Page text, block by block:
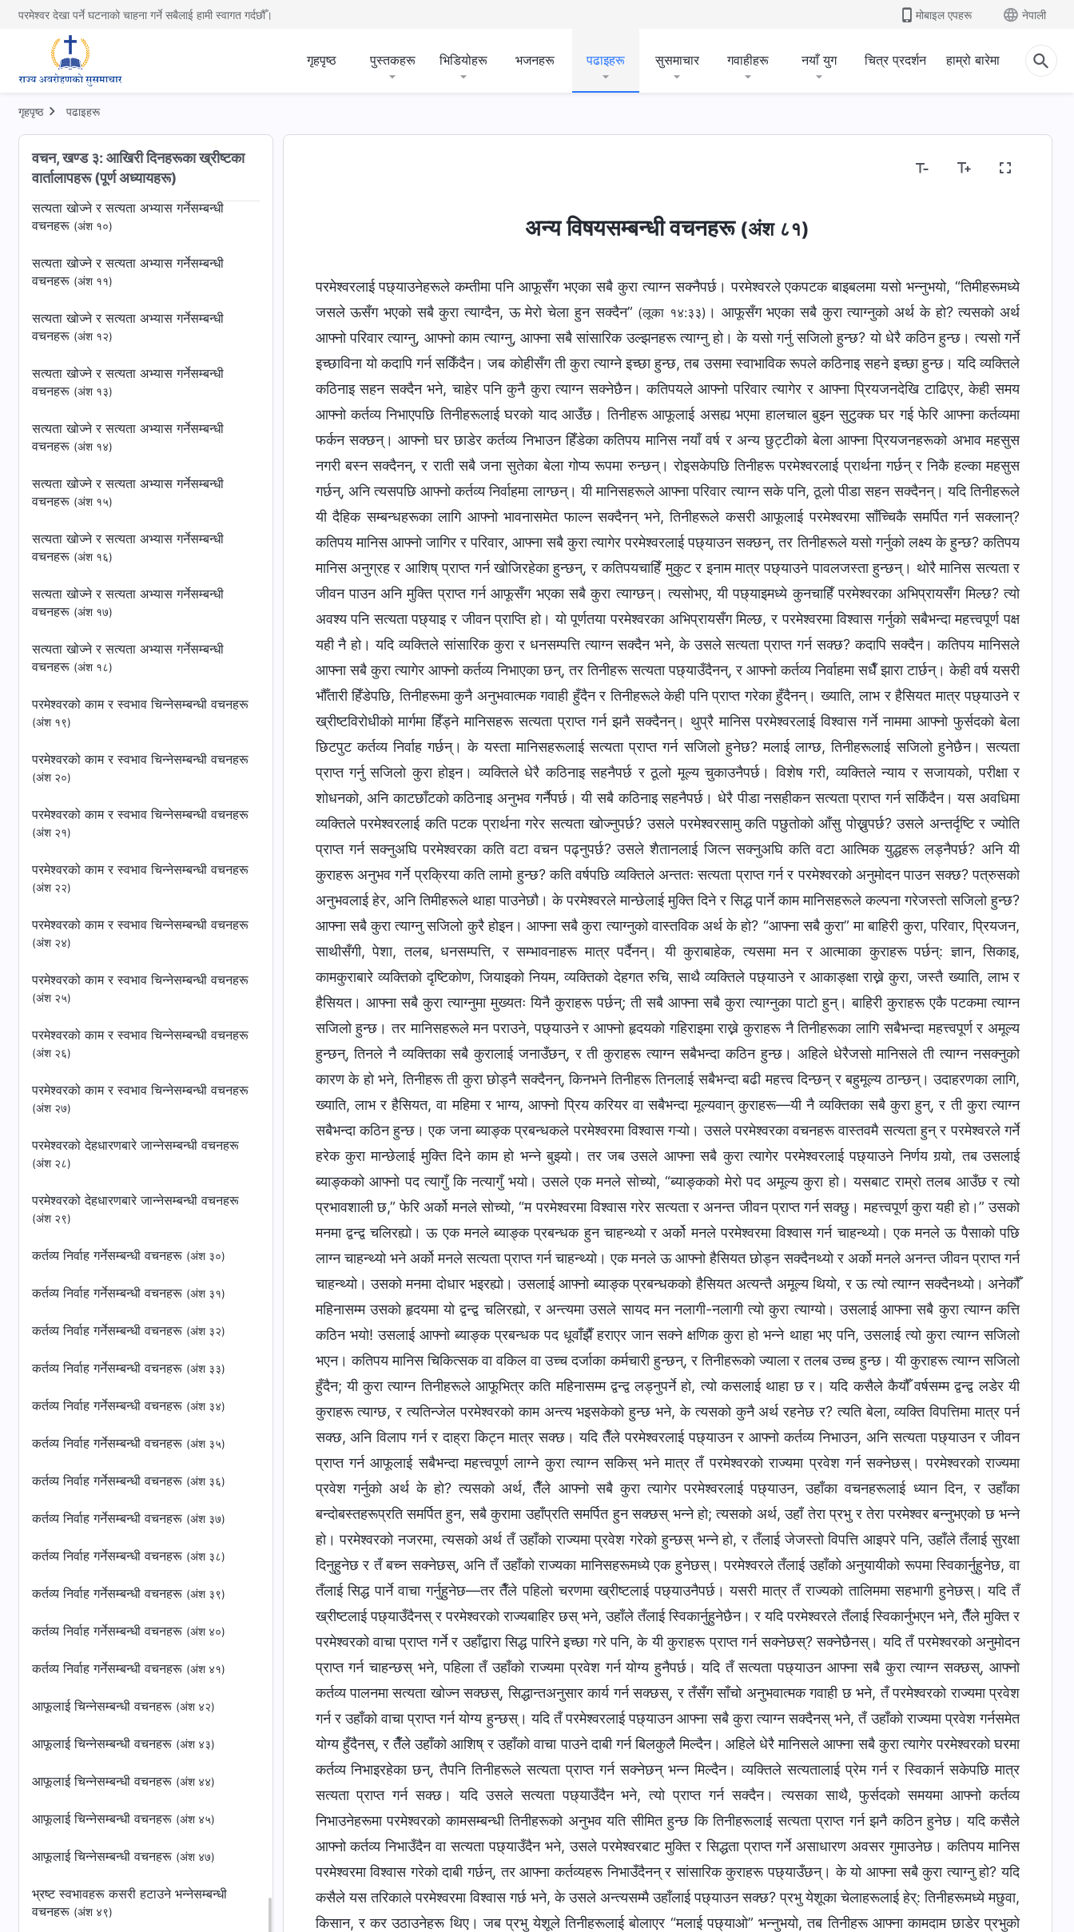
परमेश्वर देखा पर्ने घटनाको चाहना गर्ने सबैलाई हामी स्वागत गर्दछौँ। मोबाइल एपहरू नेपाली
गृहपृष्ठ पुस्तकहरू भिडियोहरू भजनहरू पढाइहरू सुसमाचार गवाहीहरू नयाँ युग चित्र प्रदर्शन हाम्रो बारेमा
गृहपृष्ठ पढाइहरू
वचन, खण्ड ३: आखिरी दिनहरूका ख्रीष्टका
वार्तालापहरू (पूर्ण अध्यायहरू)
वचनहरू
सत्यता र परमेश्‍वरलाई कसरी लिने भन्‍नेसम्बन्धी
वचनहरू(अंश ५)
वचनहरू(अंश ६)
सत्यता र परमेश्‍वरलाई कसरी लिने भन्‍नेसम्बन्धी
वचनहरू(अंश ९)
सत्यता खोज्‍ने र सत्यता अभ्यास गर्नेसम्बन्धी
वचनहरू (अंश १०)
सत्यता खोज्‍ने र सत्यता अभ्यास गर्नेसम्बन्धी
वचनहरू (अंश ११)
सत्यता खोज्‍ने र सत्यता अभ्यास गर्नेसम्बन्धी
वचनहरू (अंश १२)
सत्यता खोज्‍ने र सत्यता अभ्यास गर्नेसम्बन्धी
वचनहरू (अंश १३)
सत्यता खोज्‍ने र सत्यता अभ्यास गर्नेसम्बन्धी
वचनहरू (अंश १४)
सत्यता खोज्‍ने र सत्यता अभ्यास गर्नेसम्बन्धी
वचनहरू (अंश १५)
सत्यता खोज्‍ने र सत्यता अभ्यास गर्नेसम्बन्धी
वचनहरू (अंश १६)
सत्यता खोज्‍ने र सत्यता अभ्यास गर्नेसम्बन्धी
वचनहरू (अंश १७)
सत्यता खोज्‍ने र सत्यता अभ्यास गर्नेसम्बन्धी
वचनहरू (अंश १८)
परमेश्‍वरको काम र स्वभाव चिन्‍नेसम्बन्धी वचनहरू
(अंश १९)
परमेश्‍वरको काम र स्वभाव चिन्‍नेसम्बन्धी वचनहरू
(अंश २०)
परमेश्‍वरको काम र स्वभाव चिन्‍नेसम्बन्धी वचनहरू
(अंश २१)
परमेश्‍वरको काम र स्वभाव चिन्‍नेसम्बन्धी वचनहरू
(अंश २२)
परमेश्‍वरको काम र स्वभाव चिन्‍नेसम्बन्धी वचनहरू
(अंश २४)
परमेश्‍वरको काम र स्वभाव चिन्‍नेसम्बन्धी वचनहरू
(अंश २५)
परमेश्‍वरको काम र स्वभाव चिन्‍नेसम्बन्धी वचनहरू
(अंश २६)
परमेश्‍वरको काम र स्वभाव चिन्‍नेसम्बन्धी वचनहरू
(अंश २७)
परमेश्‍वरको देहधारणबारे जान्‍नेसम्बन्धी वचनहरू
(अंश २८)
परमेश्‍वरको देहधारणबारे जान्‍नेसम्बन्धी वचनहरू
(अंश २९)
कर्तव्य निर्वाह गर्नेसम्बन्धी वचनहरू (अंश ३०)
कर्तव्य निर्वाह गर्नेसम्बन्धी वचनहरू (अंश ३१)
कर्तव्य निर्वाह गर्नेसम्बन्धी वचनहरू (अंश ३२)
कर्तव्य निर्वाह गर्नेसम्बन्धी वचनहरू (अंश ३३)
कर्तव्य निर्वाह गर्नेसम्बन्धी वचनहरू (अंश ३४)
कर्तव्य निर्वाह गर्नेसम्बन्धी वचनहरू (अंश ३५)
कर्तव्य निर्वाह गर्नेसम्बन्धी वचनहरू (अंश ३६)
कर्तव्य निर्वाह गर्नेसम्बन्धी वचनहरू (अंश ३७)
कर्तव्य निर्वाह गर्नेसम्बन्धी वचनहरू (अंश ३८)
कर्तव्य निर्वाह गर्नेसम्बन्धी वचनहरू (अंश ३९)
कर्तव्य निर्वाह गर्नेसम्बन्धी वचनहरू (अंश ४०)
कर्तव्य निर्वाह गर्नेसम्बन्धी वचनहरू (अंश ४१)
आफूलाई चिन्‍नेसम्बन्धी वचनहरू (अंश ४२)
आफूलाई चिन्‍नेसम्बन्धी वचनहरू (अंश ४३)
आफूलाई चिन्‍नेसम्बन्धी वचनहरू (अंश ४४)
आफूलाई चिन्‍नेसम्बन्धी वचनहरू (अंश ४५)
आफूलाई चिन्‍नेसम्बन्धी वचनहरू (अंश ४७)
भ्रष्ट स्वभावहरू कसरी हटाउने भन्‍नेसम्बन्धी
वचनहरू (अंश ४९)
अन्य विषयसम्बन्धी वचनहरू (अंश ८१)
परमेश्‍वरलाई पछ्याउनेहरूले कम्तीमा पनि आफूसँग भएका सबै कुरा त्याग्न सक्नैपर्छ। परमेश्‍वरले एकपटक बाइबलमा यसो भन्‍नुभयो, “तिमीहरूमध्ये
जसले ऊसँग भएको सबै कुरा त्याग्दैन, ऊ मेरो चेला हुन सक्दैन” (लूका १४:३३) । आफूसँग भएका सबै कुरा त्याग्नुको अर्थ के हो? त्यसको अर्थ
आफ्नो परिवार त्याग्नु, आफ्नो काम त्याग्नु, आफ्ना सबै सांसारिक उल्झनहरू त्याग्नु हो। के यसो गर्नु सजिलो हुन्छ? यो धेरै कठिन हुन्छ। त्यसो गर्ने
इच्छाविना यो कदापि गर्न सकिँदैन। जब कोहीसँग ती कुरा त्याग्ने इच्छा हुन्छ, तब उसमा स्वाभाविक रूपले कठिनाइ सहने इच्छा हुन्छ। यदि व्यक्तिले
कठिनाइ सहन सक्दैन भने, चाहेर पनि कुनै कुरा त्याग्न सक्नेछैन। कतिपयले आफ्नो परिवार त्यागेर र आफ्ना प्रियजनदेखि टाढिएर, केही समय
आफ्नो कर्तव्य निभाएपछि तिनीहरूलाई घरको याद आउँछ। तिनीहरू आफूलाई असह्य भएमा हालचाल बुझ्न सुटुक्क घर गई फेरि आफ्ना कर्तव्यमा
फर्कन सक्छन्। आफ्नो घर छाडेर कर्तव्य निभाउन हिँडेका कतिपय मानिस नयाँ वर्ष र अन्य छुट्टीको बेला आफ्ना प्रियजनहरूको अभाव महसुस
नगरी बस्न सक्दैनन्, र राती सबै जना सुतेका बेला गोप्य रूपमा रुन्छन्। रोइसकेपछि तिनीहरू परमेश्‍वरलाई प्रार्थना गर्छन् र निकै हल्का महसुस
गर्छन्, अनि त्यसपछि आफ्नो कर्तव्य निर्वाहमा लाग्छन्। यी मानिसहरूले आफ्ना परिवार त्याग्न सके पनि, ठूलो पीडा सहन सक्दैनन्। यदि तिनीहरूले
यी दैहिक सम्बन्धहरूका लागि आफ्नो भावनासमेत फाल्न सक्दैनन् भने, तिनीहरूले कसरी आफूलाई परमेश्‍वरमा साँच्चिकै समर्पित गर्न सक्लान्?
कतिपय मानिस आफ्नो जागिर र परिवार, आफ्ना सबै कुरा त्यागेर परमेश्‍वरलाई पछ्याउन सक्छन्, तर तिनीहरूले यसो गर्नुको लक्ष्य के हुन्छ? कतिपय
मानिस अनुग्रह र आशिष् प्राप्त गर्न खोजिरहेका हुन्छन्, र कतिपयचाहिँ मुकुट र इनाम मात्र पछ्याउने पावलजस्ता हुन्छन्। थोरै मानिस सत्यता र
जीवन पाउन अनि मुक्ति प्राप्त गर्न आफूसँग भएका सबै कुरा त्याग्छन्। त्यसोभए, यी पछ्याइमध्ये कुनचाहिँ परमेश्‍वरका अभिप्रायसँग मिल्छ? त्यो
अवश्य पनि सत्यता पछ्याइ र जीवन प्राप्ति हो। यो पूर्णतया परमेश्‍वरका अभिप्रायसँग मिल्छ, र परमेश्‍वरमा विश्‍वास गर्नुको सबैभन्दा महत्त्वपूर्ण पक्ष
यही नै हो। यदि व्यक्तिले सांसारिक कुरा र धनसम्पत्ति त्याग्न सक्दैन भने, के उसले सत्यता प्राप्त गर्न सक्छ? कदापि सक्दैन। कतिपय मानिसले
आफ्ना सबै कुरा त्यागेर आफ्नो कर्तव्य निभाएका छन्, तर तिनीहरू सत्यता पछ्याउँदैनन्, र आफ्नो कर्तव्य निर्वाहमा सधैँ झारा टार्छन्। केही वर्ष यसरी
भौँतारी हिँडेपछि, तिनीहरूमा कुनै अनुभवात्मक गवाही हुँदैन र तिनीहरूले केही पनि प्राप्त गरेका हुँदैनन्। ख्याति, लाभ र हैसियत मात्र पछ्याउने र
ख्रीष्टविरोधीको मार्गमा हिँड्ने मानिसहरू सत्यता प्राप्त गर्न झनै सक्दैनन्। थुप्रै मानिस परमेश्‍वरलाई विश्‍वास गर्ने नाममा आफ्नो फुर्सदको बेला
छिटपुट कर्तव्य निर्वाह गर्छन्। के यस्ता मानिसहरूलाई सत्यता प्राप्त गर्न सजिलो हुनेछ? मलाई लाग्छ, तिनीहरूलाई सजिलो हुनेछैन। सत्यता
प्राप्त गर्नु सजिलो कुरा होइन। व्यक्तिले धेरै कठिनाइ सहनैपर्छ र ठूलो मूल्य चुकाउनैपर्छ। विशेष गरी, व्यक्तिले न्याय र सजायको, परीक्षा र
शोधनको, अनि काटछाँटको कठिनाइ अनुभव गर्नैपर्छ। यी सबै कठिनाइ सहनैपर्छ। धेरै पीडा नसहीकन सत्यता प्राप्त गर्न सकिँदैन। यस अवधिमा
व्यक्तिले परमेश्‍वरलाई कति पटक प्रार्थना गरेर सत्यता खोज्नुपर्छ? उसले परमेश्‍वरसामु कति पछुतोको आँसु पोख्नुपर्छ? उसले अन्तर्दृष्टि र ज्योति
प्राप्त गर्न सक्नुअघि परमेश्‍वरका कति वटा वचन पढ्नुपर्छ? उसले शैतानलाई जित्न सक्नुअघि कति वटा आत्मिक युद्धहरू लड्नैपर्छ? अनि यी
कुराहरू अनुभव गर्ने प्रक्रिया कति लामो हुन्छ? कति वर्षपछि व्यक्तिले अन्ततः सत्यता प्राप्त गर्न र परमेश्‍वरको अनुमोदन पाउन सक्छ? पत्रुसको
अनुभवलाई हेर, अनि तिमीहरूले थाहा पाउनेछौ। के परमेश्‍वरले मान्छेलाई मुक्ति दिने र सिद्ध पार्ने काम मानिसहरूले कल्पना गरेजस्तो सजिलो हुन्छ?
आफ्ना सबै कुरा त्याग्नु सजिलो कुरै होइन। आफ्ना सबै कुरा त्याग्नुको वास्तविक अर्थ के हो? “आफ्ना सबै कुरा” मा बाहिरी कुरा, परिवार, प्रियजन,
साथीसँगी, पेशा, तलब, धनसम्पत्ति, र सम्भावनाहरू मात्र पर्दैनन्। यी कुराबाहेक, त्यसमा मन र आत्माका कुराहरू पर्छन्: ज्ञान, सिकाइ,
कामकुराबारे व्यक्तिको दृष्टिकोण, जियाइको नियम, व्यक्तिको देहगत रुचि, साथै व्यक्तिले पछ्याउने र आकाङ्क्षा राख्ने कुरा, जस्तै ख्याति, लाभ र
हैसियत। आफ्ना सबै कुरा त्याग्नुमा मुख्यतः यिनै कुराहरू पर्छन्; ती सबै आफ्ना सबै कुरा त्याग्नुका पाटो हुन्। बाहिरी कुराहरू एकै पटकमा त्याग्न
सजिलो हुन्छ। तर मानिसहरूले मन पराउने, पछ्याउने र आफ्नो हृदयको गहिराइमा राख्ने कुराहरू नै तिनीहरूका लागि सबैभन्दा महत्त्वपूर्ण र अमूल्य
हुन्छन्, तिनले नै व्यक्तिका सबै कुरालाई जनाउँछन्, र ती कुराहरू त्याग्न सबैभन्दा कठिन हुन्छ। अहिले धेरैजसो मानिसले ती त्याग्न नसक्नुको
कारण के हो भने, तिनीहरू ती कुरा छोड्नै सक्दैनन्, किनभने तिनीहरू तिनलाई सबैभन्दा बढी महत्त्व दिन्छन् र बहुमूल्य ठान्छन्। उदाहरणका लागि,
ख्याति, लाभ र हैसियत, वा महिमा र भाग्य, आफ्नो प्रिय करियर वा सबैभन्दा मूल्यवान् कुराहरू—यी नै व्यक्तिका सबै कुरा हुन्, र ती कुरा त्याग्न
सबैभन्दा कठिन हुन्छ। एक जना ब्याङ्क प्रबन्धकले परमेश्‍वरमा विश्‍वास गऱ्यो। उसले परमेश्‍वरका वचनहरू वास्तवमै सत्यता हुन् र परमेश्‍वरले गर्ने
हरेक कुरा मान्छेलाई मुक्ति दिने काम हो भन्‍ने बुझ्यो। तर जब उसले आफ्ना सबै कुरा त्यागेर परमेश्‍वरलाई पछ्याउने निर्णय गर्‍यो, तब उसलाई
ब्याङ्कको आफ्नो पद त्यागुँ कि नत्यागुँ भयो। उसले एक मनले सोच्यो, “ब्याङ्कको मेरो पद अमूल्य कुरा हो। यसबाट राम्रो तलब आउँछ र त्यो
प्रभावशाली छ,” फेरि अर्को मनले सोच्यो, “म परमेश्‍वरमा विश्‍वास गरेर सत्यता र अनन्त जीवन प्राप्त गर्न सक्छु। महत्त्वपूर्ण कुरा यही हो।” उसको
मनमा द्वन्द्व चलिरह्यो। ऊ एक मनले ब्याङ्क प्रबन्धक हुन चाहन्थ्यो र अर्को मनले परमेश्‍वरमा विश्‍वास गर्न चाहन्थ्यो। एक मनले ऊ पैसाको पछि
लाग्न चाहन्थ्यो भने अर्को मनले सत्यता प्राप्त गर्न चाहन्थ्यो। एक मनले ऊ आफ्नो हैसियत छोड्न सक्दैनथ्यो र अर्को मनले अनन्त जीवन प्राप्त गर्न
चाहन्थ्यो। उसको मनमा दोधार भइरह्यो। उसलाई आफ्नो ब्याङ्क प्रबन्धकको हैसियत अत्यन्तै अमूल्य थियो, र ऊ त्यो त्याग्न सक्दैनथ्यो। अनेकौँ
महिनासम्म उसको हृदयमा यो द्वन्द्व चलिरह्यो, र अन्त्यमा उसले सायद मन नलागी-नलागी त्यो कुरा त्याग्यो। उसलाई आफ्ना सबै कुरा त्याग्न कत्ति
कठिन भयो! उसलाई आफ्नो ब्याङ्क प्रबन्धक पद धूवाँझैँ हराएर जान सक्ने क्षणिक कुरा हो भन्‍ने थाहा भए पनि, उसलाई त्यो कुरा त्याग्न सजिलो
भएन। कतिपय मानिस चिकित्सक वा वकिल वा उच्च दर्जाका कर्मचारी हुन्छन्, र तिनीहरूको ज्याला र तलब उच्च हुन्छ। यी कुराहरू त्याग्न सजिलो
हुँदैन; यी कुरा त्याग्न तिनीहरूले आफूभित्र कति महिनासम्म द्वन्द्व लड्नुपर्ने हो, त्यो कसलाई थाहा छ र। यदि कसैले कैयौँ वर्षसम्म द्वन्द्व लडेर यी
कुराहरू त्याग्छ, र त्यतिन्जेल परमेश्‍वरको काम अन्त्य भइसकेको हुन्छ भने, के त्यसको कुनै अर्थ रहनेछ र? त्यति बेला, व्यक्ति विपत्तिमा मात्र पर्न
सक्छ, अनि विलाप गर्न र दाह्रा किट्न मात्र सक्छ। यदि तैँले परमेश्‍वरलाई पछ्याउन र आफ्नो कर्तव्य निभाउन, अनि सत्यता पछ्याउन र जीवन
प्राप्त गर्न आफूलाई सबैभन्दा महत्त्वपूर्ण लाग्ने कुरा त्याग्न सकिस् भने मात्र तँ परमेश्‍वरको राज्यमा प्रवेश गर्न सक्नेछस्। परमेश्‍वरको राज्यमा
प्रवेश गर्नुको अर्थ के हो? त्यसको अर्थ, तैँले आफ्नो सबै कुरा त्यागेर परमेश्‍वरलाई पछ्याउन, उहाँका वचनहरूलाई ध्यान दिन, र उहाँका
बन्दोबस्तहरूप्रति समर्पित हुन, सबै कुरामा उहाँप्रति समर्पित हुन सक्छस् भन्‍ने हो; त्यसको अर्थ, उहाँ तेरा प्रभु र तेरा परमेश्‍वर बन्‍नुभएको छ भन्‍ने
हो। परमेश्‍वरको नजरमा, त्यसको अर्थ तँ उहाँको राज्यमा प्रवेश गरेको हुन्छस् भन्‍ने हो, र तँलाई जेजस्तो विपत्ति आइपरे पनि, उहाँले तँलाई सुरक्षा
दिनुहुनेछ र तँ बच्न सक्नेछस्, अनि तँ उहाँको राज्यका मानिसहरूमध्ये एक हुनेछस्। परमेश्‍वरले तँलाई उहाँको अनुयायीको रूपमा स्विकार्नुहुनेछ, वा
तँलाई सिद्ध पार्ने वाचा गर्नुहुनेछ—तर तैँले पहिलो चरणमा ख्रीष्टलाई पछ्याउनैपर्छ। यसरी मात्र तँ राज्यको तालिममा सहभागी हुनेछस्। यदि तँ
ख्रीष्टलाई पछ्याउँदैनस् र परमेश्‍वरको राज्यबाहिर छस् भने, उहाँले तँलाई स्विकार्नुहुनेछैन। र यदि परमेश्‍वरले तँलाई स्विकार्नुभएन भने, तैँले मुक्ति र
परमेश्‍वरको वाचा प्राप्त गर्ने र उहाँद्वारा सिद्ध पारिने इच्छा गरे पनि, के यी कुराहरू प्राप्त गर्न सक्नेछस्? सक्नेछैनस्। यदि तँ परमेश्‍वरको अनुमोदन
प्राप्त गर्न चाहन्छस् भने, पहिला तँ उहाँको राज्यमा प्रवेश गर्न योग्य हुनैपर्छ। यदि तँ सत्यता पछ्याउन आफ्ना सबै कुरा त्याग्न सक्छस्, आफ्नो
कर्तव्य पालनमा सत्यता खोज्न सक्छस्, सिद्धान्तअनुसार कार्य गर्न सक्छस्, र तँसँग साँचो अनुभवात्मक गवाही छ भने, तँ परमेश्‍वरको राज्यमा प्रवेश
गर्न र उहाँको वाचा प्राप्त गर्न योग्य हुन्छस्। यदि तँ परमेश्‍वरलाई पछ्याउन आफ्ना सबै कुरा त्याग्न सक्दैनस् भने, तँ उहाँको राज्यमा प्रवेश गर्नसमेत
योग्य हुँदैनस्, र तैँले उहाँको आशिष् र उहाँको वाचा पाउने दाबी गर्न बिलकुलै मिल्दैन। अहिले धेरै मानिसले आफ्ना सबै कुरा त्यागेर परमेश्‍वरको घरमा
कर्तव्य निभाइरहेका छन्, तैपनि तिनीहरूले सत्यता प्राप्त गर्न सक्नेछन् भन्‍न मिल्दैन। व्यक्तिले सत्यतालाई प्रेम गर्न र स्विकार्न सकेपछि मात्र
सत्यता प्राप्त गर्न सक्छ। यदि उसले सत्यता पछ्याउँदैन भने, त्यो प्राप्त गर्न सक्दैन। त्यसका साथै, फुर्सदको समयमा आफ्नो कर्तव्य
निभाउनेहरूमा परमेश्‍वरको कामसम्बन्धी तिनीहरूको अनुभव यति सीमित हुन्छ कि तिनीहरूलाई सत्यता प्राप्त गर्न झनै कठिन हुनेछ। यदि कसैले
आफ्नो कर्तव्य निभाउँदैन वा सत्यता पछ्याउँदैन भने, उसले परमेश्‍वरबाट मुक्ति र सिद्धता प्राप्त गर्ने असाधारण अवसर गुमाउनेछ। कतिपय मानिस
परमेश्‍वरमा विश्‍वास गरेको दाबी गर्छन्, तर आफ्ना कर्तव्यहरू निभाउँदैनन् र सांसारिक कुराहरू पछ्याउँछन्। के यो आफ्ना सबै कुरा त्याग्नु हो? यदि
कसैले यस तरिकाले परमेश्‍वरमा विश्‍वास गर्छ भने, के उसले अन्त्यसम्मै उहाँलाई पछ्याउन सक्छ? प्रभु येशूका चेलाहरूलाई हेर्: तिनीहरूमध्ये मछुवा,
किसान, र कर उठाउनेहरू थिए। जब प्रभु येशूले तिनीहरूलाई बोलाएर “मलाई पछ्याओ” भन्‍नुभयो, तब तिनीहरू आफ्ना कामदाम छाडेर प्रभुको